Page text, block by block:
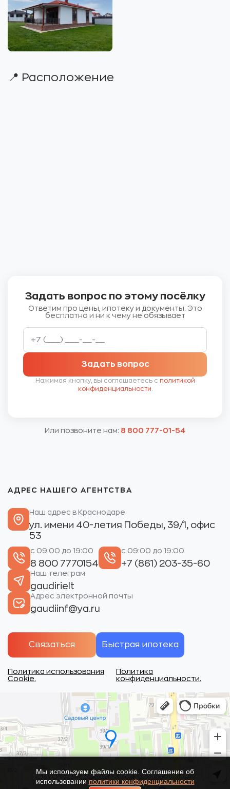
📍 Расположение
Задать вопрос по этому посёлку
Ответим про цены, ипотеку и документы. Это
бесплатно и ни к чему не обязывает
Задать вопрос
Нажимая кнопку, вы соглашаетесь с политикой
конфиденциальности
Или позвоните нам: 8 800 777-01-54
АДРЕС НАШЕГО АГЕНТСТВА
Наш адрес в Краснодаре
ул. имени 40-летия Победы, 39/1, офис
53
с 09:00 до 19:00
8 800 7770154
с 09:00 до 19:00
+7 (861) 203-35-60
Наш телеграм
gaudirielt
Адрес электронной почты
gaudiinf@ya.ru
Связаться Быстрая ипотека
Политика использования
Cookie.
Политика
конфиденциальности.
Мы используем файлы cookie. Соглашение об
использовании политики конфиденциальности